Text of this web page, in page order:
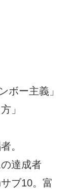
ボー主義」
」
。
達成者
ブ10。富